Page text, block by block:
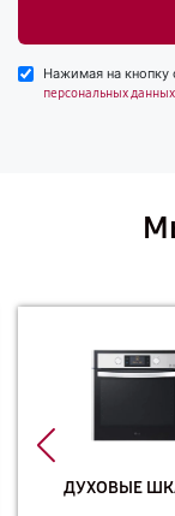
Нажимая на кнопку
персональных данных
ДУХОВЫЕ